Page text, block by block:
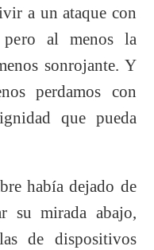
a un ataque con
pero al menos la
sonrojante. Y
perdamos con
que pueda
había dejado de
su mirada abajo,
de dispositivos